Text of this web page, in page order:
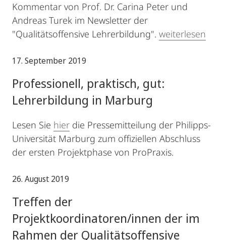
Kommentar von Prof. Dr. Carina Peter und
Andreas Turek im Newsletter der
"Qualitätsoffensive Lehrerbildung". weiterlesen
17. September 2019
Professionell, praktisch, gut:
Lehrerbildung in Marburg
Lesen Sie hier die Pressemitteilung der Philipps-
Universität Marburg zum offiziellen Abschluss
der ersten Projektphase von ProPraxis.
26. August 2019
Treffen der
Projektkoordinatoren/innen der im
Rahmen der Qualitätsoffensive